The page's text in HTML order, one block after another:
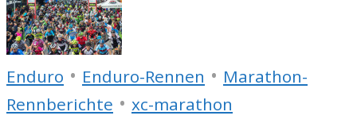
Enduro • Enduro-Rennen • Marathon-
Rennberichte • xc-marathon